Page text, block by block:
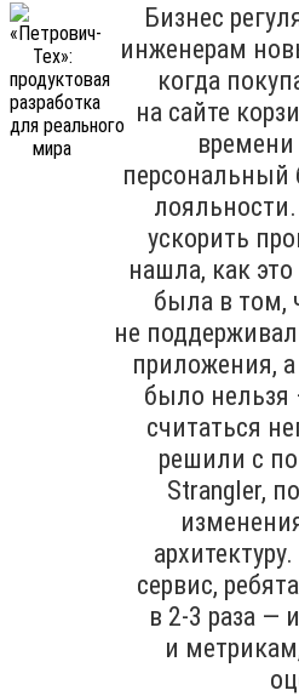
Бизнес
инженерам
когда
на сайте
персональный
ускорить
нашла, как
была в том,
не
приложения,
было
считаться
решили с
Strangler,
сервис,
в 2‑3 раза —
и